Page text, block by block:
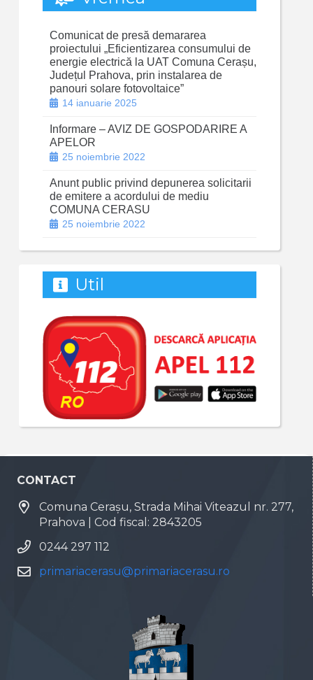
Comunicat de presă demararea
proiectului „Eficientizarea consumului de
energie electrică la UAT Comuna Cerașu,
Județul Prahova, prin instalarea de
panouri solare fotovoltaice”
14 ianuarie 2025
Informare – AVIZ DE GOSPODARIRE A
APELOR
25 noiembrie 2022
Anunt public privind depunerea solicitarii
de emitere a acordului de mediu
COMUNA CERASU
25 noiembrie 2022
Util
CONTACT
Comuna Cerașu, Strada Mihai Viteazul nr. 277,
Prahova | Cod fiscal: 2843205
0244 297 112
primariacerasu@primariacerasu.ro